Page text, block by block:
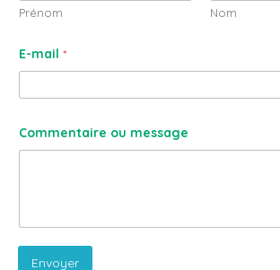
Prénom Nom
E-mail *
Commentaire ou message
Envoyer